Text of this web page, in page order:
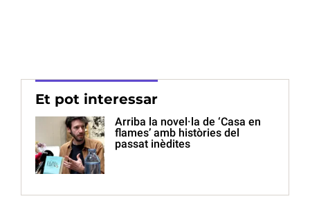
Et pot interessar
Arriba la novel·la de ‘Casa en
flames’ amb històries del
passat inèdites